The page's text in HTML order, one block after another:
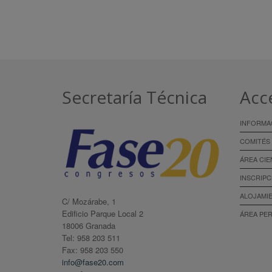
Secretaría Técnica
C/ Mozárabe, 1
Edificio Parque Local 2
18006 Granada
Tel: 958 203 511
Fax: 958 203 550
info@fase20.com
COMITÉS
ÁREA
ÁREA